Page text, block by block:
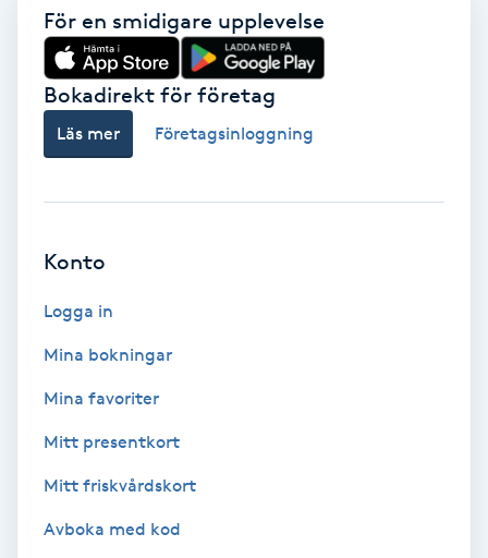
LED-ljusterapi
Liktornar
LPG-massage
Luggklippning
Läpptatuering
Makeup
För en smidigare upplevelse
Bokadirekt för företag
Läs mer Företagsinloggning
Konto
Logga in
Mina bokningar
Mina favoriter
Mitt presentkort
Mitt friskvårdskort
Avboka med kod